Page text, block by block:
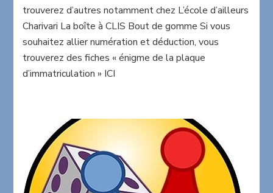
100
trouverez d’autres notamment chez L’école d’ailleurs
Charivari La boîte à CLIS Bout de gomme Si vous
souhaitez allier numération et déduction, vous
trouverez des fiches « énigme de la plaque
d’immatriculation » ICI